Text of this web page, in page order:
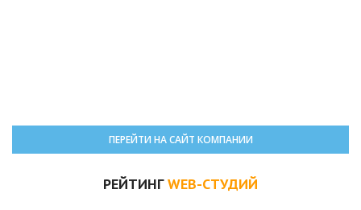
ПЕРЕЙТИ НА САЙТ КОМПАНИИ
РЕЙТИНГWEB-СТУДИЙ